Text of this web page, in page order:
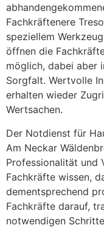
Fachkräftenere
speziellem
öffnen die
möglich, dabei aber
Sorgfalt. Wertvolle
erhalten wieder
Wertsachen.
Der Notdienst für
Am Neckar
Professionalität und
Fachkräfte wissen,
dementsprechend
Fachkräfte darauf,
notwendigen